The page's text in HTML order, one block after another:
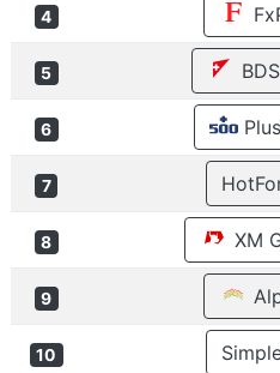
4
5
6
7
8 XM
9
10